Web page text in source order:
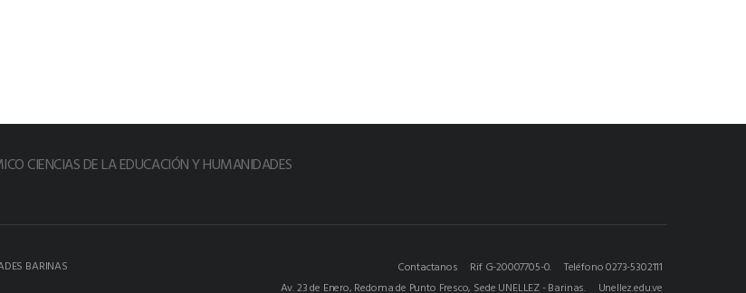
CIENCIAS DE LA EDUCACIÓN Y HUMANIDADES
BARINAS Contactanos Rif G-20007705-0.
Teléfono 0273-5302111
Av. 23 de Enero, Redoma de Punto Fresco, Sede UNELLEZ - Barinas.
Unellez.edu.ve